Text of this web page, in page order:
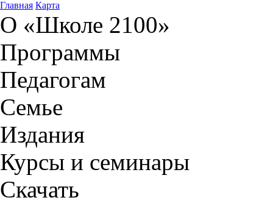
Главная Карта
О «Школе 2100»
Программы
Педагогам
Семье
Издания
Курсы и семинары
Скачать